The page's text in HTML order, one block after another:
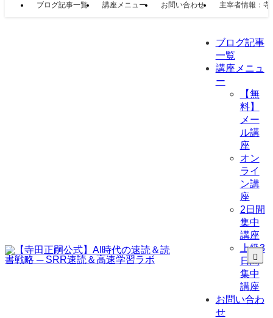
ブログ記事一覧 講座メニュー お問い合わせ 主宰者情報：寺
ブログ記事
一覧
講座メニュ
ー
【無
料】
メー
ル講
座
オン
ライ
ン講
座
2日間
集中
講座
上級3
日間
集中
講座
お問い合わ
せ